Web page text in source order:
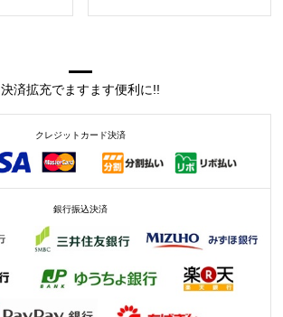
決済拡充でますます便利に!!
クレジットカード決済
銀行振込決済